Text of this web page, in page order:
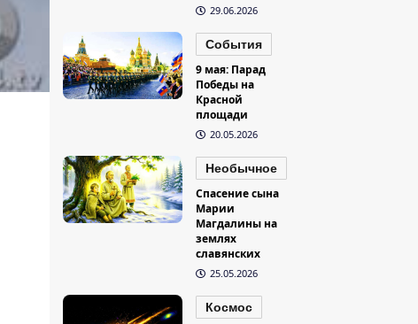
29.06.2026
События
9 мая: Парад
Победы на
Красной
площади
20.05.2026
Необычное
Спасение сына
Марии
Магдалины на
землях
славянских
25.05.2026
Космос